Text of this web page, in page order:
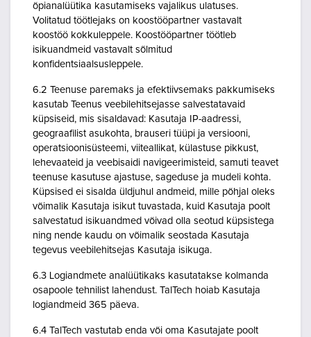
õpianalüütika kasutamiseks vajalikus ulatuses.
Volitatud töötlejaks on koostööpartner vastavalt
koostöö kokkuleppele. Koostööpartner töötleb
isikuandmeid vastavalt sõlmitud
konfidentsiaalsusleppele.
6.2 Teenuse paremaks ja efektiivsemaks pakkumiseks
kasutab Teenus veebilehitsejasse salvestatavaid
küpsiseid, mis sisaldavad: Kasutaja IP-aadressi,
geograafilist asukohta, brauseri tüüpi ja versiooni,
operatsioonisüsteemi, viiteallikat, külastuse pikkust,
lehevaateid ja veebisaidi navigeerimisteid, samuti teavet
teenuse kasutuse ajastuse, sageduse ja mudeli kohta.
Küpsised ei sisalda üldjuhul andmeid, mille põhjal oleks
võimalik Kasutaja isikut tuvastada, kuid Kasutaja poolt
salvestatud isikuandmed võivad olla seotud küpsistega
ning nende kaudu on võimalik seostada Kasutaja
tegevus veebilehitsejas Kasutaja isikuga.
6.3 Logiandmete analüütikaks kasutatakse kolmanda
osapoole tehnilist lahendust. TalTech hoiab Kasutaja
logiandmeid 365 päeva.
6.4 TalTech vastutab enda või oma Kasutajate poolt